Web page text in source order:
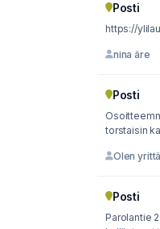
Posti
https://
nina äre
Posti
torstaisin
Olen
Posti
Parolantie